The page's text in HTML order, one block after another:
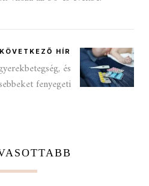
KÖVETKEZŐ HÍR
és
fenyegeti